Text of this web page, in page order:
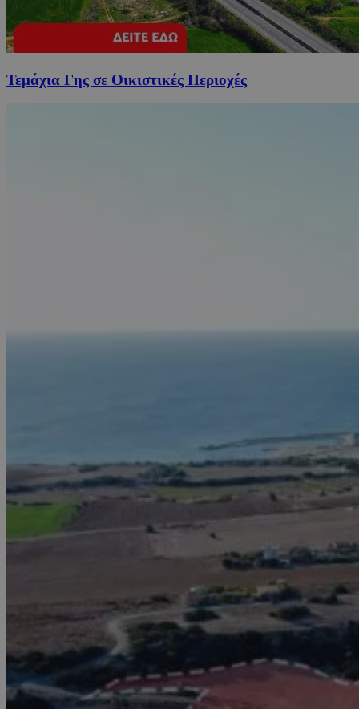
Τεμάχια Γης σε Οικιστικές Περιοχές